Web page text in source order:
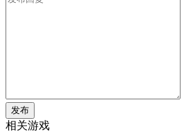
发布
相关游戏